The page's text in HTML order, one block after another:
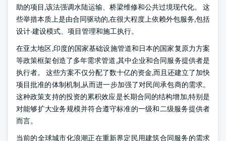
助的项目,该法强调水陆运输、桥梁维修和公共过境现代化。 这
些举措本质上是由合同驱动的,在很大程度上依赖外包服务,包括
设计-建设模式、项目管理和施工执行。
在亚太地区,印度的国家基础设施管道和日本的国家复原力方案
等政策框架创造了多年需求管道,其中企业和合同服务提供者是
执行者。 这些方案不仅分配了数十亿的资金,而且还建立了加快
项目批准的体制机制,从而进一步加强了对民间承包商的需求。
这种政策支持的投资的累积效应是长期合同的结构增加,特别是
对能够扩大业务规模并符合遵守标准的一级和二级服务提供者
而言。
当前的全球城市化浪潮正在重新界定民用建筑合同服务的需求